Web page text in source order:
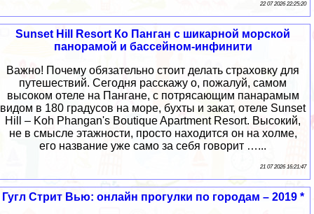
22 07 2026 22:25:20
Sunset Hill Resort Ко Панган с шикарной морской
панорамой и бассейном-инфинити
Важно! Почему обязательно стоит делать страховку для
путешествий. Сегодня расскажу о, пожалуй, самом
высоком отеле на Пангане, с потрясающим панарамым
видом в 180 градусов на море, бухты и закат, отеле Sunset
Hill – Koh Phangan's Boutique Apartment Resort. Высокий,
не в смысле этажности, просто находится он на холме,
его название уже само за себя говорит …...
21 07 2026 16:21:47
Гугл Стрит Вью: онлайн прогулки по городам – 2019 *